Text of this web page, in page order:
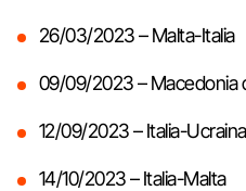
26/03/2023 – Malta-Italia
09/09/2023 – Macedonia
12/09/2023 – Italia-Ucraina
14/10/2023 – Italia-Malta